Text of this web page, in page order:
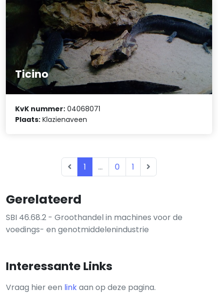
Gerelateerd
SBI 46.68.2 - Groothandel in machines voor de
voedings- en genotmiddelenindustrie
Interessante Links
Vraag hier een linkaan op deze pagina.
Ticino
KvK nummer: 04068071
Plaats: Klazienaveen
1 ... 0 1